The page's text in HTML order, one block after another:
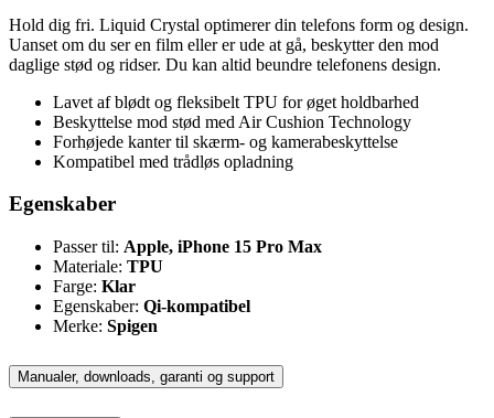
Hold dig fri. Liquid Crystal optimerer din telefons form og design.
Uanset om du ser en film eller er ude at gå, beskytter den mod
daglige stød og ridser. Du kan altid beundre telefonens design.
Lavet af blødt og fleksibelt TPU for øget holdbarhed
Beskyttelse mod stød med Air Cushion Technology
Forhøjede kanter til skærm- og kamerabeskyttelse
Kompatibel med trådløs opladning
Egenskaber
Passer til: Apple, iPhone 15 Pro Max
Materiale: TPU
Farge: Klar
Egenskaber: Qi-kompatibel
Merke: Spigen
Manualer, downloads, garanti og support